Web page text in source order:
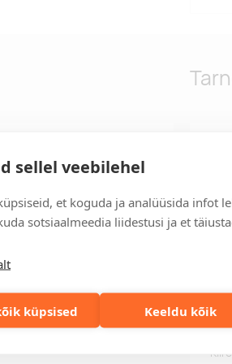
sellel veebilehel
et koguda ja analüüsida infot
sotsiaalmeedia liidestusi ja et
küpsised Keeldu kõik
ABS materjalist.
tüüpideks on Type-C
paindlikkuse ja